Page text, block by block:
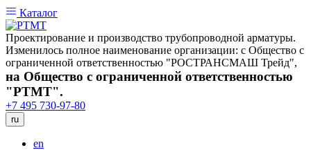
Каталог
Проектирование и производство трубопроводной арматуры.
Изменилось полное наименование организации: с Общество с
ограниченной ответственностью "РОСТРАНСМАШ Трейд",
на Общество с ограниченной ответственностью
"РТМТ".
+7 495 730-97-80
ru
en